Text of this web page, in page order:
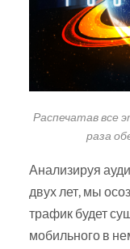
Распечатав все
раза
Анализируя
двух лет, мы
трафик будет
мобильного в